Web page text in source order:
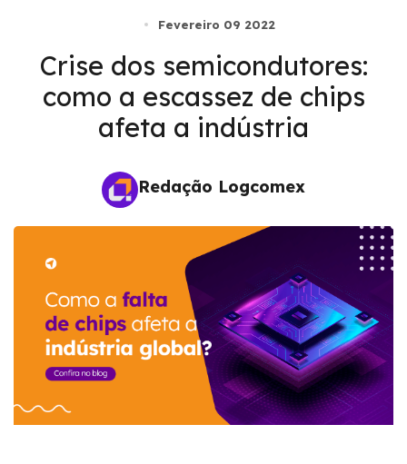
Fevereiro 09 2022
Crise dos semicondutores:
como a escassez de chips
afeta a indústria
Redação Logcomex